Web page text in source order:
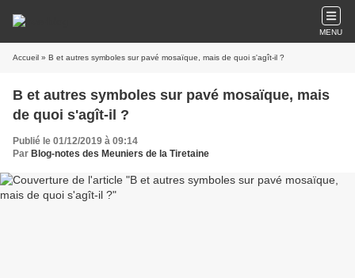
MENU
Accueil » B et autres symboles sur pavé mosaïque, mais de quoi s'agît-il ?
B et autres symboles sur pavé mosaïque, mais
de quoi s'agît-il ?
Publié le 01/12/2019 à 09:14
Par Blog-notes des Meuniers de la Tiretaine